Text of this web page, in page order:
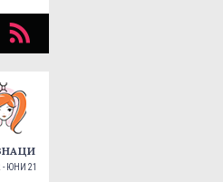
ЮНИ 21